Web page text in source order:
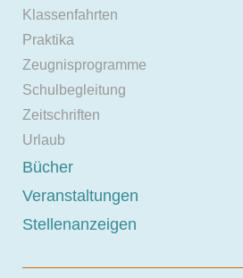
Klassenfahrten
Praktika
Zeugnisprogramme
Schulbegleitung
Zeitschriften
Urlaub
Bücher
Veranstaltungen
Stellenanzeigen